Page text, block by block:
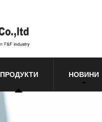
ПРОДУКТИ НОВИНИ